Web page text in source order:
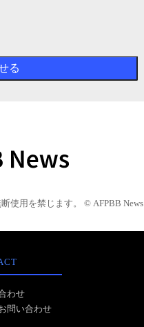
使用を禁じます。 © AFPBB News
わせ
問い合わせ